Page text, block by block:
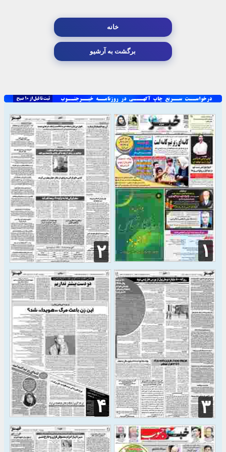
خانه
برگشت به آرشیو
۱ ۲
۳ ۴